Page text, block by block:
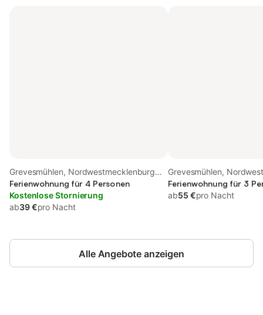
Grevesmühlen, Nordwestmecklenburg
(Wismar und Umgebung)
Ferienwohnung für 4 Personen
Kostenlose Stornierung
ab39 €pro Nacht
Grevesmühlen,
(Wismar und Umgebung)
Ferienwohnung für 3
ab55 €pro Nacht
Alle Angebote anzeigen